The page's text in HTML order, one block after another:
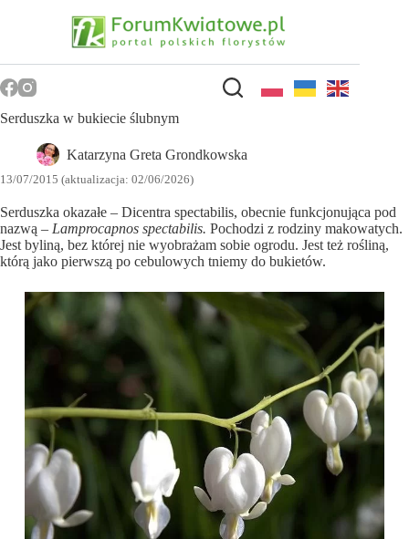
Serduszka w bukiecie ślubnym
Katarzyna Greta Grondkowska
13/07/2015 (aktualizacja: 02/06/2026)
Serduszka okazałe – Dicentra spectabilis, obecnie funkcjonująca pod
nazwą – Lamprocapnos spectabilis. Pochodzi z rodziny makowatych.
Jest byliną, bez której nie wyobrażam sobie ogrodu. Jest też rośliną,
którą jako pierwszą po cebulowych tniemy do bukietów.